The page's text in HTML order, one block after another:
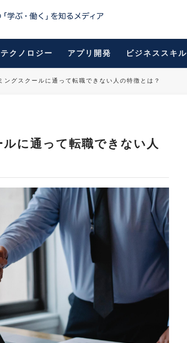
テクノロジー アプリ開発 ビジネススキル
ングスクールに通って転職できない人の特徴とは？
に通って転職できない人